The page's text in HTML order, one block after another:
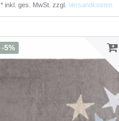
*inkl. ges. MwSt. zzgl.Versandkosten
-5%